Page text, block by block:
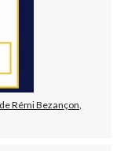
Rémi Bezançon,